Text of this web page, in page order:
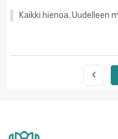
Kaikki hienoa. Uudelleen
